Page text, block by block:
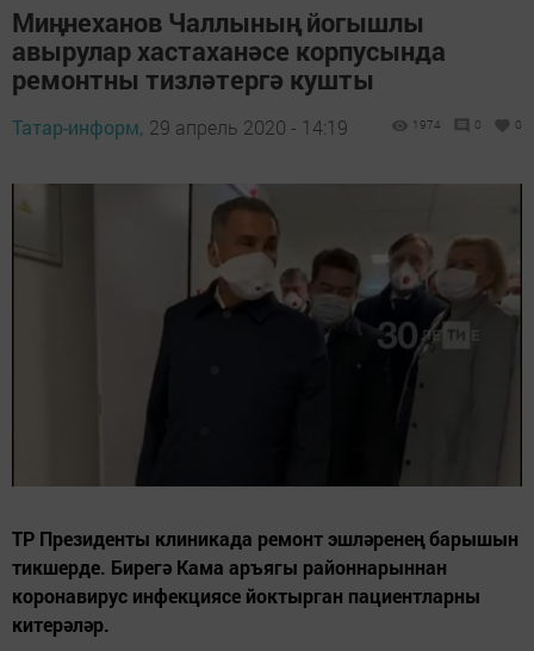
Миңнеханов Чаллының йогышлы
авырулар хастаханәсе корпусында
ремонтны тизләтергә кушты
Татар-информ, 29 апрель 2020 - 14:19 1974 0 0
ТР Президенты клиникада ремонт эшләренең барышын
тикшерде. Бирегә Кама аръягы районнарыннан
коронавирус инфекциясе йоктырган пациентларны
китерәләр.